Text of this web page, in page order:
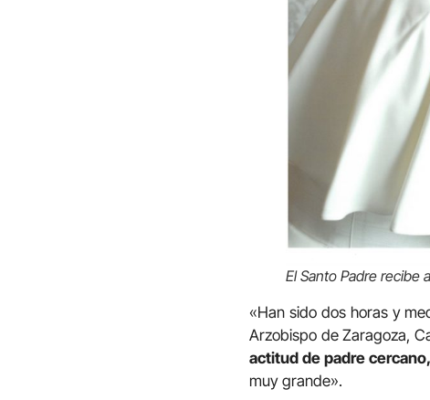
El Santo Padre recibe
«Han sido dos horas y
Arzobispo de Zaragoza,
actitud de padre
muy grande».